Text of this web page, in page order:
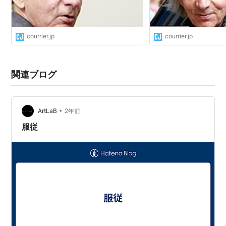
courrier.jp courrier.jp
関連ブログ
ArtLaB • 2年前
服従